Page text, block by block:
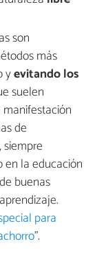
son
más
yevitando los
suelen
de
la educación
buenas
para
".